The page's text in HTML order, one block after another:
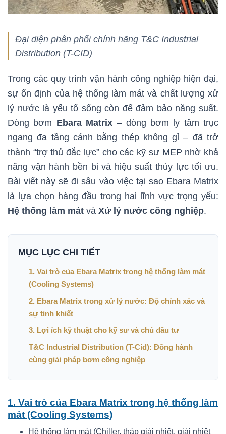
Đại diện phân phối chính hãng T&C Industrial
Distribution (T-CID)
Trong các quy trình vận hành công nghiệp hiện đại,
sự ổn định của hệ thống làm mát và chất lượng xử
lý nước là yếu tố sống còn để đảm bảo năng suất.
Dòng bơm Ebara Matrix – dòng bơm ly tâm trục
ngang đa tầng cánh bằng thép không gỉ – đã trở
thành “trợ thủ đắc lực” cho các kỹ sư MEP nhờ khả
năng vận hành bền bỉ và hiệu suất thủy lực tối ưu.
Bài viết này sẽ đi sâu vào việc tại sao Ebara Matrix
là lựa chọn hàng đầu trong hai lĩnh vực trọng yếu:
Hệ thống làm mát và Xử lý nước công nghiệp.
MỤC LỤC CHI TIẾT
1. Vai trò của Ebara Matrix trong hệ thống làm mát
(Cooling Systems)
2. Ebara Matrix trong xử lý nước: Độ chính xác và
sự tinh khiết
3. Lợi ích kỹ thuật cho kỹ sư và chủ đầu tư
T&C Industrial Distribution (T-Cid): Đồng hành
cùng giải pháp bơm công nghiệp
1. Vai trò của Ebara Matrix trong hệ thống làm
mát (Cooling Systems)
Hệ thống làm mát (Chiller, tháp giải nhiệt, giải nhiệt